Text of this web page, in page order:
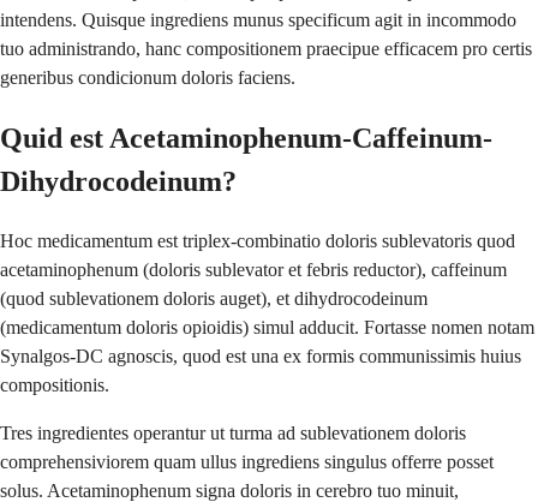
intendens. Quisque ingrediens munus specificum agit in incommodo
tuo administrando, hanc compositionem praecipue efficacem pro certis
generibus condicionum doloris faciens.
Quid est Acetaminophenum-Caffeinum-
Dihydrocodeinum?
Hoc medicamentum est triplex-combinatio doloris sublevatoris quod
acetaminophenum (doloris sublevator et febris reductor), caffeinum
(quod sublevationem doloris auget), et dihydrocodeinum
(medicamentum doloris opioidis) simul adducit. Fortasse nomen notam
Synalgos-DC agnoscis, quod est una ex formis communissimis huius
compositionis.
Tres ingredientes operantur ut turma ad sublevationem doloris
comprehensiviorem quam ullus ingrediens singulus offerre posset
solus. Acetaminophenum signa doloris in cerebro tuo minuit,